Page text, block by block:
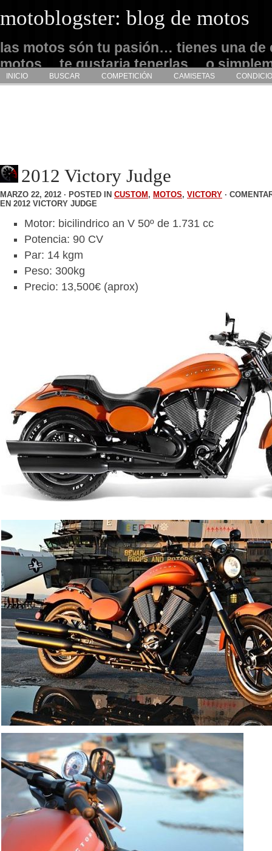
motoblogster: blog de motos
las motos són tu pasión… tienes una de
motos… te gustaria tenerlas… o
admirarlas… este es tu sitio
INICIO BUSCAR COMPETICIÓN CAMISETAS
2012 Victory Judge
MARZO 22, 2012 · POSTED IN CUSTOM , MOTOS, VICTORY ·
EN 2012 VICTORY JUDGE
Motor: bicilindrico an V 50º de 1.731 cc
Potencia: 90 CV
Par: 14 kgm
Peso: 300kg
Precio: 13,500€ (aprox)